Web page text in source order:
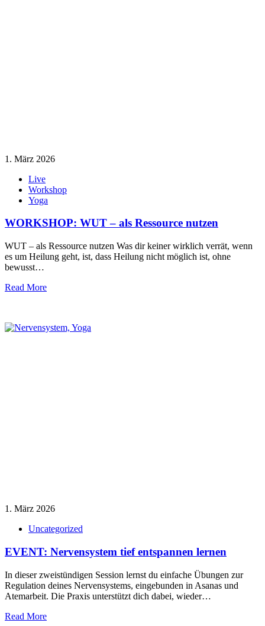
1. März 2026
Live
Workshop
Yoga
WORKSHOP: WUT – als Ressource nutzen
WUT – als Ressource nutzen Was dir keiner wirklich verrät, wenn
es um Heilung geht, ist, dass Heilung nicht möglich ist, ohne
bewusst…
Read More
1. März 2026
Uncategorized
EVENT: Nervensystem tief entspannen lernen
In dieser zweistündigen Session lernst du einfache Übungen zur
Regulation deines Nervensystems, eingebunden in Asanas und
Atemarbeit. Die Praxis unterstützt dich dabei, wieder…
Read More